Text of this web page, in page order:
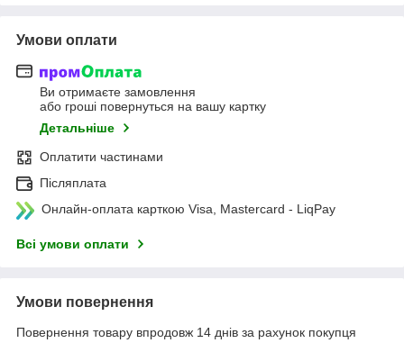
Умови оплати
Ви отримаєте замовлення
або гроші повернуться на вашу картку
Детальніше
Оплатити частинами
Післяплата
Онлайн-оплата карткою Visa, Mastercard - LiqPay
Всі умови оплати
Умови повернення
Повернення товару впродовж 14 днів за рахунок покупця